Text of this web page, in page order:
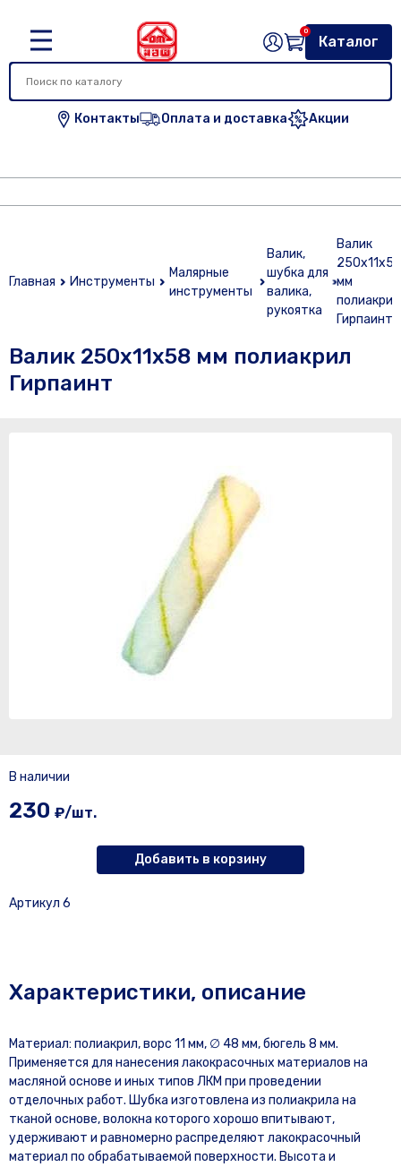
Контакты Оплата и доставка Акции
Каталог
0
Главная Инструменты
Малярные
инструменты
Валик,
шубка для
валика,
рукоятка
Валик
250х11х58
мм
полиакрил
Гирпаинт
Валик 250х11х58 мм полиакрил
Гирпаинт
В наличии
230 ₽/шт.
Добавить в корзину
Артикул 6
Характеристики, описание
Материал: полиакрил, ворс 11 мм, ∅ 48 мм, бюгель 8 мм.
Применяется для нанесения лакокрасочных материалов на
масляной основе и иных типов ЛКМ при проведении
отделочных работ. Шубка изготовлена из полиакрила на
тканой основе, волокна которого хорошо впитывают,
удерживают и равномерно распределяют лакокрасочный
материал по обрабатываемой поверхности. Высота и